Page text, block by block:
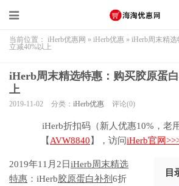
当前位置： iHerb优惠网 » iHerb优惠 » iHerb周末精
立减40%以上
iHerb周末精选特惠：购买胶原蛋
上
2019-11-02 分类： iHerb优惠 评论(0)
iHerb折扣码（新人优惠10%，老
【 AVW8840 】，访问iHerb官网
目
2019年11月2日iHerb周末精选
特惠 ：iHerb胶原蛋白补剂6折